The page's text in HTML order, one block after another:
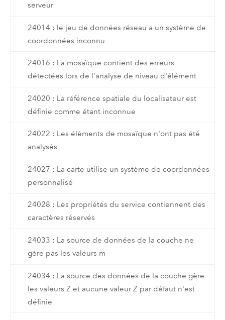
serveur
24014 : le jeu de données réseau a un système de
coordonnées inconnu
24016 : La mosaïque contient des erreurs
détectées lors de l'analyse de niveau d'élément
24020 : La référence spatiale du localisateur est
définie comme étant inconnue
24022 : Les éléments de mosaïque n'ont pas été
analysés
24027 : La carte utilise un système de coordonnées
personnalisé
24028 : Les propriétés du service contiennent des
caractères réservés
24033 : La source de données de la couche ne
gère pas les valeurs m
24034 : La source des données de la couche gère
les valeurs Z et aucune valeur Z par défaut n'est
définie